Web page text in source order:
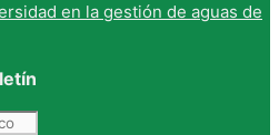
en la gestión de aguas de